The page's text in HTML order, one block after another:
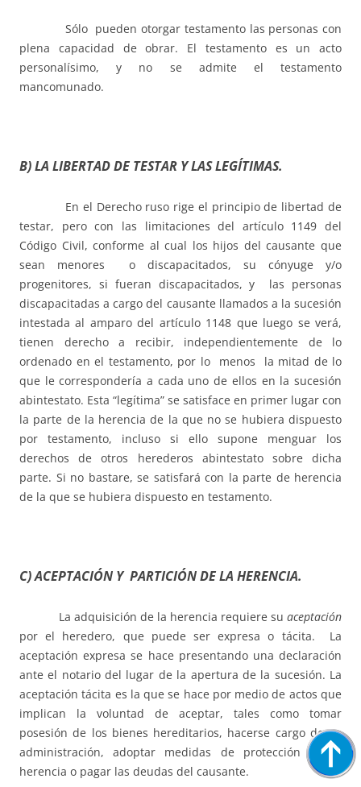
Sólo pueden otorgar testamento las personas con
plena capacidad de obrar. El testamento es un acto
personalísimo, y no se admite el testamento
mancomunado.
B) LA LIBERTAD DE TESTAR Y LAS LEGÍTIMAS.
En el Derecho ruso rige el principio de libertad de
testar, pero con las limitaciones del artículo 1149 del
Código Civil, conforme al cual los hijos del causante que
sean menores o discapacitados, su cónyuge y/o
progenitores, si fueran discapacitados, y las personas
discapacitadas a cargo del causante llamados a la sucesión
intestada al amparo del artículo 1148 que luego se verá,
tienen derecho a recibir, independientemente de lo
ordenado en el testamento, por lo menos la mitad de lo
que le correspondería a cada uno de ellos en la sucesión
abintestato. Esta “legítima” se satisface en primer lugar con
la parte de la herencia de la que no se hubiera dispuesto
por testamento, incluso si ello supone menguar los
derechos de otros herederos abintestato sobre dicha
parte. Si no bastare, se satisfará con la parte de herencia
de la que se hubiera dispuesto en testamento.
C) ACEPTACIÓN Y PARTICIÓN DE LA HERENCIA.
La adquisición de la herencia requiere suaceptación
por el heredero, que puede ser expresa o tácita. La
aceptación expresa se hace presentando una declaración
ante el notario del lugar de la apertura de la sucesión. La
aceptación tácita es la que se hace por medio de actos que
implican la voluntad de aceptar, tales como tomar
posesión de los bienes hereditarios, hacerse cargo de su
administración, adoptar medidas de protección de la
herencia o pagar las deudas del causante.